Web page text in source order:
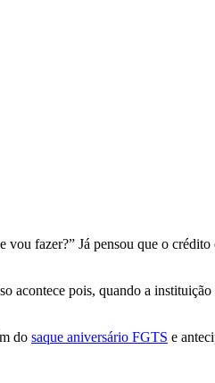
vou fazer?” Já pensou que o
acontece pois, quando a
do saque aniversário FGTS e